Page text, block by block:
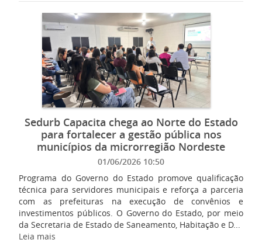
Sedurb Capacita chega ao Norte do Estado
para fortalecer a gestão pública nos
municípios da microrregião Nordeste
01/06/2026 10:50
Programa do Governo do Estado promove qualificação
técnica para servidores municipais e reforça a parceria
com as prefeituras na execução de convênios e
investimentos públicos. O Governo do Estado, por meio
da Secretaria de Estado de Saneamento, Habitação e D...
Leia mais